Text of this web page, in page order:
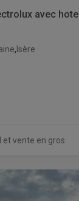
avec hote
, Isère
vente en gros